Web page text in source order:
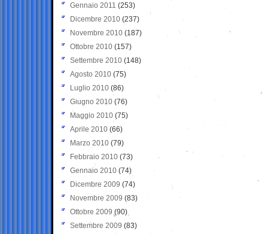
Gennaio 2011 (253)
Dicembre 2010 (237)
Novembre 2010 (187)
Ottobre 2010 (157)
Settembre 2010 (148)
Agosto 2010 (75)
Luglio 2010 (86)
Giugno 2010 (76)
Maggio 2010 (75)
Aprile 2010 (66)
Marzo 2010 (79)
Febbraio 2010 (73)
Gennaio 2010 (74)
Dicembre 2009 (74)
Novembre 2009 (83)
Ottobre 2009 (90)
Settembre 2009 (83)